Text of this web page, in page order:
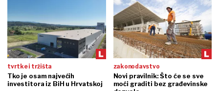
tvrtke i tržišta
Tko je osam najvećih
investitora iz BiH u Hrvatskoj
zakonodavstvo
Novi pravilnik: Što će se sve
moći graditi bez građevinske